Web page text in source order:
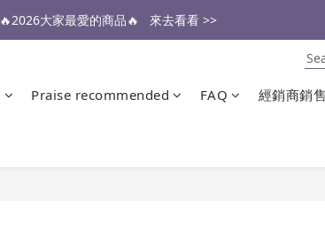
醫生也推薦的專業保潔墊，來去看看 >>
🔥2026大家最愛的商品🔥   來去看看 >>
Praise recommended FAQ 經銷商銷